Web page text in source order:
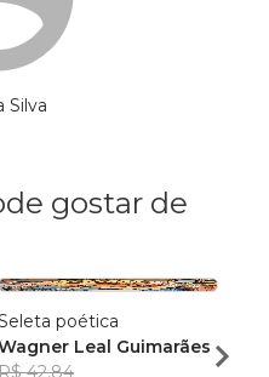
Silva
gostar de
poética
Leal Guimarães
42,84
ainda
Carla